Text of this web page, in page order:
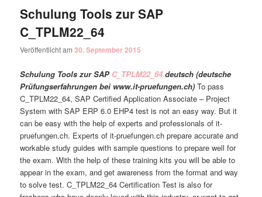
Schulung Tools zur SAP
C_TPLM22_64
Veröffentlicht am30. September 2015
Schulung Tools zur SAP C_TPLM22_64 deutsch (deutsche
Prüfungserfahrungen bei www.it-pruefungen.ch)To pass
C_TPLM22_64, SAP Certified Application Associate – Project
System with SAP ERP 6.0 EHP4 test is not an easy way. But it
can be easy with the help of experts and professionals of it-
pruefungen.ch. Experts of it-pruefungen.ch prepare accurate and
workable study guides with sample questions to prepare well for
the exam. With the help of these training kits you will be able to
appear in the exam, and get awareness from the format and way
to solve test. C_TPLM22_64 Certification Test is also for